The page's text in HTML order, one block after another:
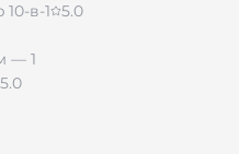
в-1
5.0
5.0